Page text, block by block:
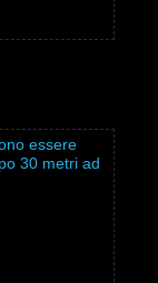
essere
30 metri ad